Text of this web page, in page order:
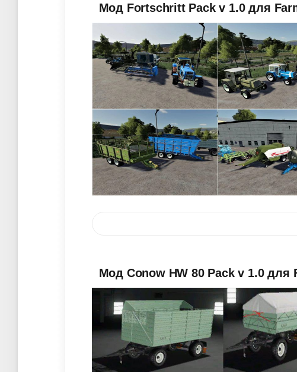
Мод Fortschritt Pack v 1.0 для
Мод Conow HW 80 Pack v 1.0 для